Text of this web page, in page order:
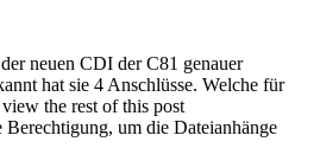
neuen CDI der C81 genauer
hat sie 4 Anschlüsse. Welche für
the rest of this post
Berechtigung, um die Dateianhänge